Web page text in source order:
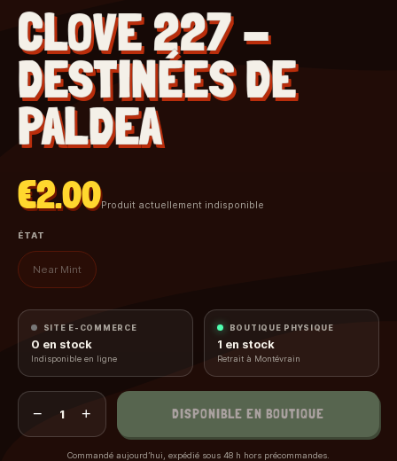
CLOVE 227 -
DESTINÉES DE
PALDEA
€2.00Produit actuellement indisponible
ÉTAT
Near Mint
SITE E-COMMERCE
0 en stock
Indisponible en ligne
BOUTIQUE PHYSIQUE
1 en stock
Retrait à Montévrain
− 1 + DISPONIBLE EN BOUTIQUE
Commandé aujourd’hui, expédié sous 48 h hors précommandes.